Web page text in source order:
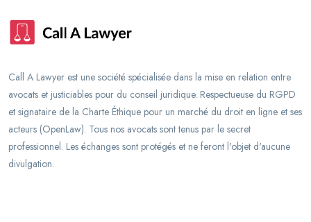
Call A Lawyer est une société spécialisée dans la mise en relation entre
avocats et justiciables pour du conseil juridique. Respectueuse du RGPD
et signataire de la Charte Éthique pour un marché du droit en ligne et ses
acteurs (OpenLaw). Tous nos avocats sont tenus par le secret
professionnel. Les échanges sont protégés et ne feront l'objet d'aucune
divulgation.